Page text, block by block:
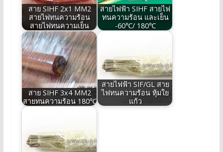
สาย SIHF 2x1 MM2
สายไฟทนความร้อน
สายไฟทนความเย็น
สายไฟฟ้า SIHF สายไฟ
ทนความร้อน และเย็น
-60℃/ 180℃
สาย SIHF 3x4 MM2
สายทนความร้อน 180℃
สายไฟฟ้า SIF/GL สาย
ไฟทนความร้อน หุ้มใย
แก้ว